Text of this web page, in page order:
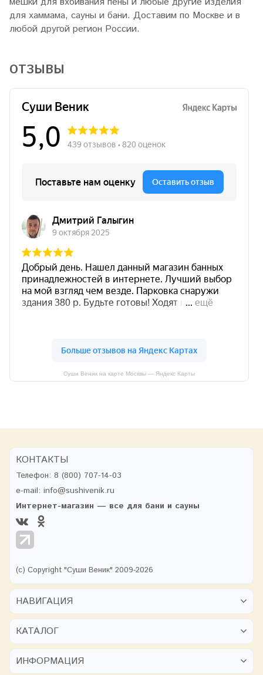
для хаммама, сауны и бани. Доставим по Москве и в
любой другой регион России.
ОТЗЫВЫ
Суши Веник на карте Москвы — Яндекс Карты
КОНТАКТЫ
Телефон: 8 (800) 707-14-03
e-mail: info@sushivenik.ru
Интернет-магазин — все для бани и сауны
(с) Copyright "Суши Веник" 2009-2026
НАВИГАЦИЯ
КАТАЛОГ
ИНФОРМАЦИЯ